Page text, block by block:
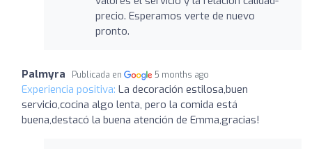
precio. Esperamos verte de nuevo
pronto.
Palmyra Publicada en 5 months ago
Experiencia positiva: La decoración estilosa,buen
servicio,cocina algo lenta, pero la comida está
buena,destacó la buena atención de Emma,gracias!